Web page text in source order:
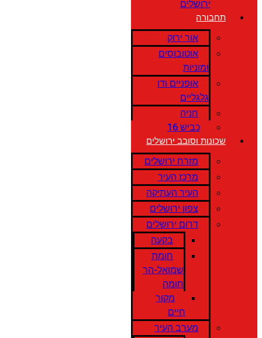
ירושלים
תחבורה
אור ירוק
אוטובוסים
ומוניות
אופניים ודו
גלגליים
חניה
כביש 16
שכונות וסובב ירושלים
מזרח ירושלים
מרכז העיר
העיר העתיקה
צפון ירושלים
דרום ירושלים
בקעה
חומת
שמואל-הר
חומה
מקור
חיים
מערב העיר